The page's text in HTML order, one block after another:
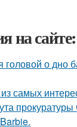
на сайте:
головой о дно
самых